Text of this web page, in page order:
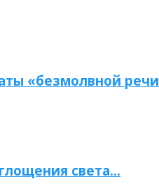
«безмолвной
света…